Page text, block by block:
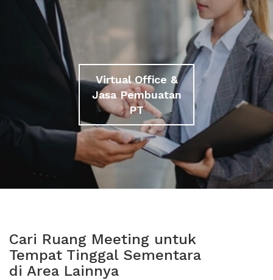
Virtual Office &
Jasa Pembuatan
PT
Cari Ruang Meeting untuk
Tempat Tinggal Sementara
di Area Lainnya